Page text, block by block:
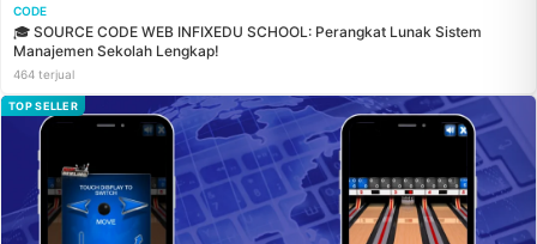
CODE
🎓 SOURCE CODE WEB INFIXEDU SCHOOL: Perangkat Lunak Sistem
Manajemen Sekolah Lengkap!
464 terjual
TOP SELLER